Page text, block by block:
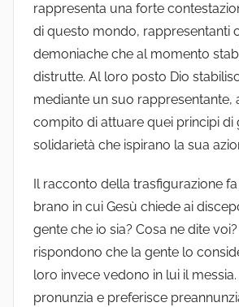
rappresenta una forte
di questo mondo, rappresentanti
demoniache che al momento
distrutte. Al loro posto Dio
mediante un suo rappresentante,
compito di attuare quei principi di
solidarietà che ispirano la sua
Il racconto della trasfigurazione
brano in cui Gesù chiede ai
gente che io sia? Cosa ne dite voi?
rispondono che la gente lo
loro invece vedono in lui il
pronunzia e preferisce